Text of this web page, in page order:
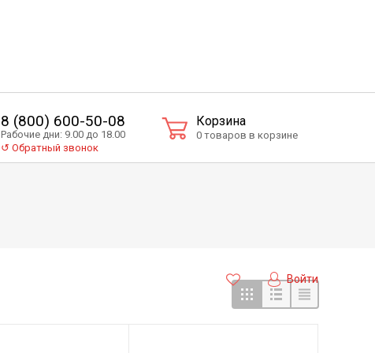
Войти
8 (800) 600-50-08
Рабочие дни: 9.00 до 18.00
↺ Обратный звонок
Корзина
0 товаров в корзине